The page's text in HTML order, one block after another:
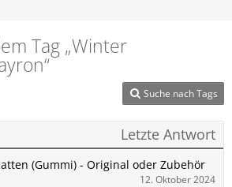
Tag „Winter
Suche nach Tags
Letzte Antwort
(Gummi) - Original oder Zubehör
12. Oktober 2024